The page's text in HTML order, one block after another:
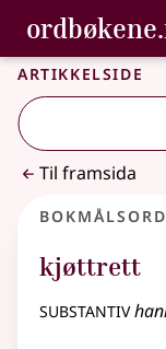
Gå til
Tilgjenge
Bokmålsordboka og
Artikkelside
Til framsida
kjøttrett
substantiv